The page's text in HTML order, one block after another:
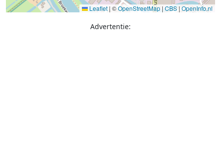
Leaflet | ©OpenStreetMap | CBS | OpenInfo.nl
Advertentie: